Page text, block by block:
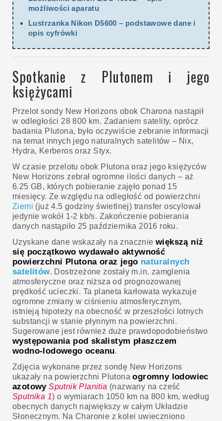
możliwości aparatu
Lustrzanka Nikon D5600 – podstawowe dane i
opis cyfrówki
Spotkanie z Plutonem i jego
księżycami
Przelot sondy New Horizons obok Charona nastąpił
w odległości 28 800 km. Zadaniem satelity, oprócz
badania Plutona, było oczywiście zebranie informacji
na temat innych jego naturalnych satelitów – Nix,
Hydra, Kerberos oraz Styx.
W czasie przelotu obok Plutona oraz jego księżyców
New Horizons zebrał ogromne ilości danych – aż
6.25 GB, których pobieranie zajęło ponad 15
miesięcy. Ze względu na odległość od powierzchni
Ziemi (już 4.5 godziny świetlnej) transfer oscylował
jedynie wokół 1-2 kb/s. Zakończenie pobierania
danych nastąpiło 25 października 2016 roku.
Uzyskane dane wskazały na znacznie większą niż
się początkowo wydawało aktywność
powierzchni Plutona oraz jego naturalnych
satelitów. Dostrzeżone zostały m.in. zamglenia
atmosferyczne oraz niższa od prognozowanej
prędkość ucieczki. Ta planeta karłowata wykazuje
ogromne zmiany w ciśnieniu atmosferycznym,
istnieją hipotezy na obecność w przeszłości lotnych
substancji w stanie płynnym na powierzchni.
Sugerowane jest również duże prawdopodobieństwo
występowania pod skalistym płaszczem
wodno-lodowego oceanu.
Zdjęcia wykonane przez sondę New Horizons
ukazały na powierzchni Plutonaogromny lodowiec
azotowy Sputnik Planitia (nazwany na cześć
Sputnika 1) o wymiarach 1050 km na 800 km, według
obecnych danych największy w całym Układzie
Słonecznym. Na Charonie z kolei uwieczniono